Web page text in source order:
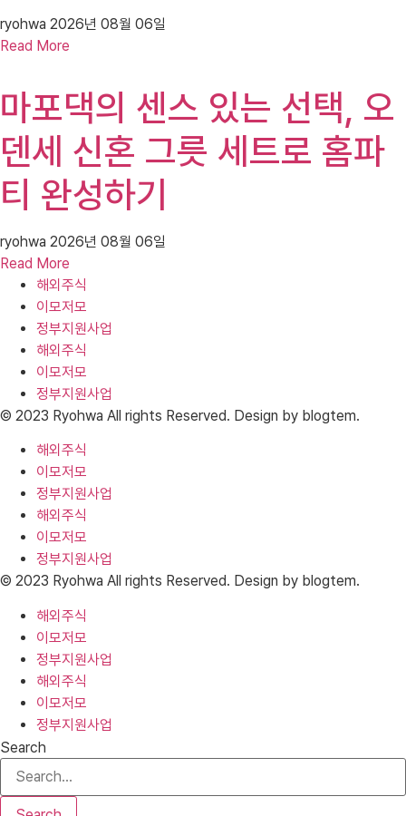
ryohwa 2026년 08월 06일
Read More
마포댁의 센스 있는 선택, 오
덴세 신혼 그릇 세트로 홈파
티 완성하기
ryohwa 2026년 08월 06일
Read More
해외주식
이모저모
정부지원사업
해외주식
이모저모
정부지원사업
© 2023 Ryohwa All rights Reserved. Design by blogtem.
해외주식
이모저모
정부지원사업
해외주식
이모저모
정부지원사업
© 2023 Ryohwa All rights Reserved. Design by blogtem.
해외주식
이모저모
정부지원사업
해외주식
이모저모
정부지원사업
Search